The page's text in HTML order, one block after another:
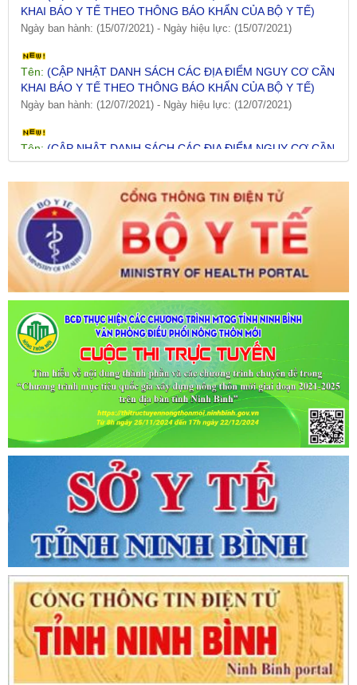
Ngày ban hành: (15/07/2021) -Ngày hiệu lực: (15/07/2021)
Tên:
KHAI BÁO Y TẾ THEO THÔNG BÁO KHẨN CỦA BỘ Y TẾ)
Ngày ban hành: (12/07/2021) -Ngày hiệu lực: (12/07/2021)
Tên:
KHAI BÁO Y TẾ THEO THÔNG BÁO KHẨN CỦA BỘ Y TẾ)
Ngày ban hành: (09/07/2021) -Ngày hiệu lực: (09/07/2021)
Tên:(CẬP NHẬT DANH SÁCH CÁC ĐỊA ĐIỂM NGUY CƠ CẦN
KHAI BÁO Y TẾ THEO THÔNG BÁO KHẨN CỦA BỘ Y TẾ)
Ngày ban hành: (06/07/2021) -Ngày hiệu lực: (06/07/2021)
Tên:(CẬP NHẬT DANH SÁCH CÁC ĐỊA ĐIỂM NGUY CƠ CẦN
KHAI BÁO Y TẾ THEO THÔNG BÁO KHẨN CỦA BỘ Y TẾ)
Ngày ban hành: (02/07/2021) -Ngày hiệu lực: (02/07/2021)